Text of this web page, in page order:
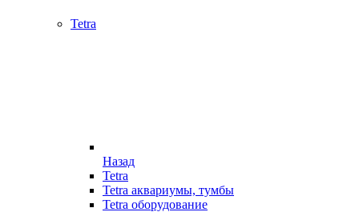
Tetra
Назад
Tetra
Tetra аквариумы, тумбы
Tetra оборудование